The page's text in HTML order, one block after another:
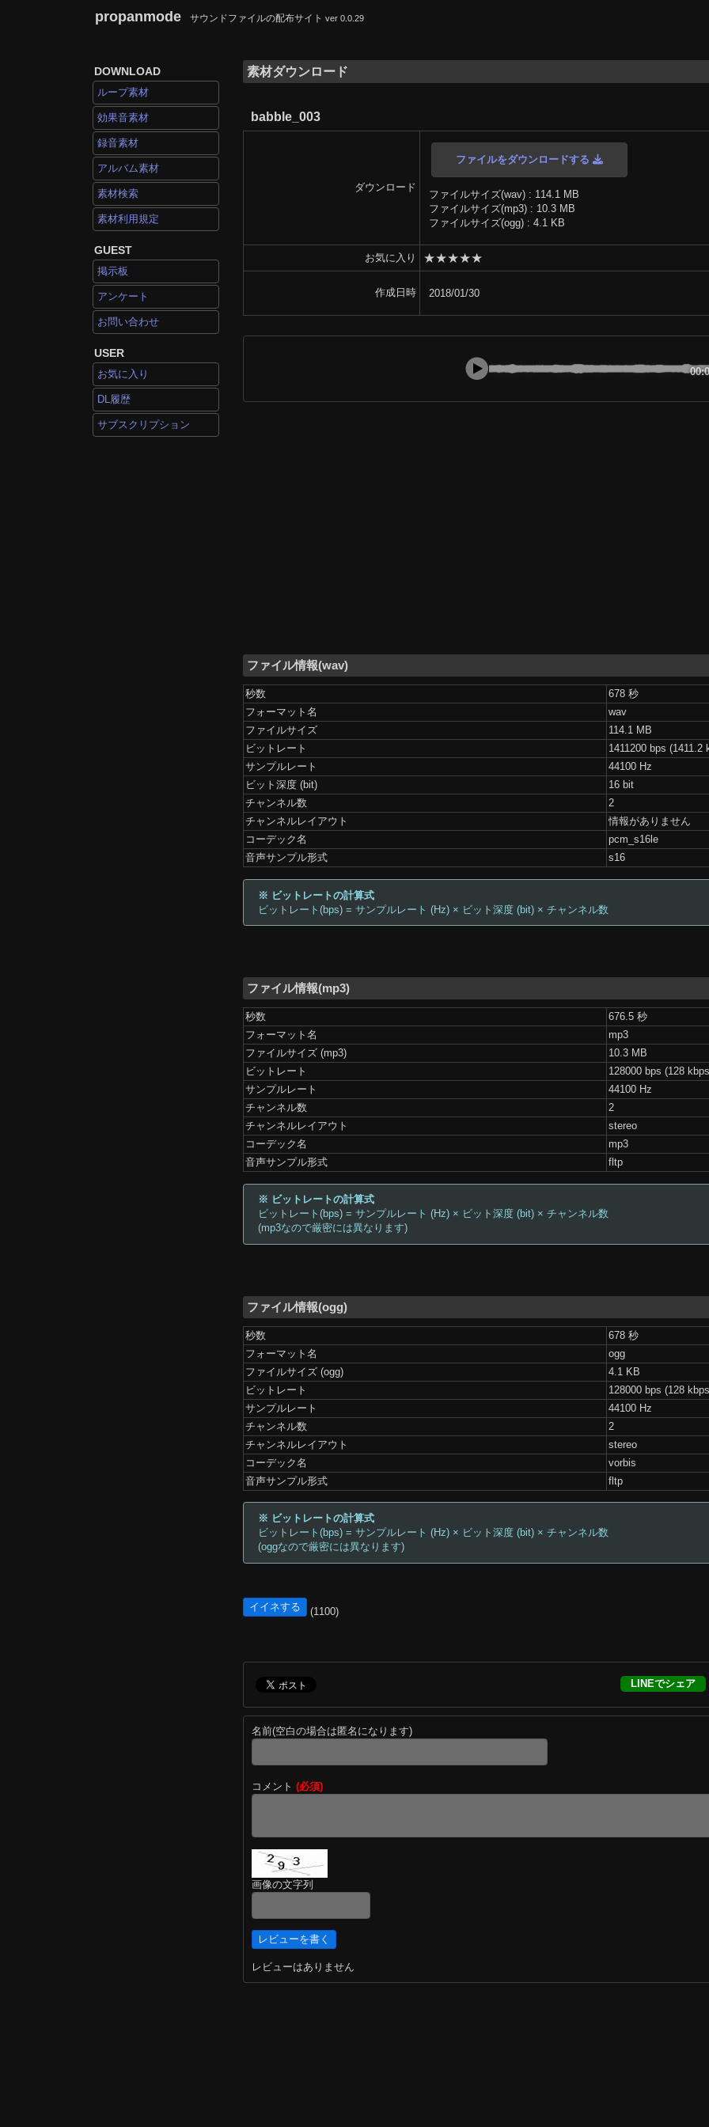
propanmode サウンドファイルの配布サイト ver 0.0.29
DOWNLOAD
ループ素材
効果音素材
録音素材
アルバム素材
素材検索
素材利用規定
GUEST
掲示板
アンケート
お問い合わせ
USER
お気に入り
DL履歴
サブスクリプション
素材ダウンロード
babble_003
ダウンロード
ファイルをダウンロードする
ファイルサイズ(wav) : 114.1 MB
ファイルサイズ(mp3) : 10.3 MB
ファイルサイズ(ogg) : 4.1 KB
お気に入り ★★★★★
作成日時 2018/01/30
ファイル情報(wav)
秒数
678 秒
フォーマット名
wav
ファイルサイズ
114.1 MB
ビットレート
1411200 bps (1411.2
サンプルレート
44100 Hz
ビット深度 (bit)
16 bit
チャンネル数
2
チャンネルレイアウト
情報がありません
コーデック名
pcm_s16le
音声サンプル形式
s16
※ ビットレートの計算式
ビットレート(bps) = サンプルレート (Hz) × ビット深度 (bit) × チャンネル数
ファイル情報(mp3)
秒数
676.5 秒
フォーマット名
mp3
ファイルサイズ (mp3)
10.3 MB
ビットレート
128000 bps (128
サンプルレート
44100 Hz
チャンネル数
2
チャンネルレイアウト
stereo
コーデック名
mp3
音声サンプル形式
fltp
※ ビットレートの計算式
ビットレート(bps) = サンプルレート (Hz) × ビット深度 (bit) × チャンネル数
(mp3なので厳密には異なります)
ファイル情報(ogg)
秒数
678 秒
フォーマット名
ogg
ファイルサイズ (ogg)
4.1 KB
ビットレート
128000 bps (128
サンプルレート
44100 Hz
チャンネル数
2
チャンネルレイアウト
stereo
コーデック名
vorbis
音声サンプル形式
fltp
※ ビットレートの計算式
ビットレート(bps) = サンプルレート (Hz) × ビット深度 (bit) × チャンネル数
(oggなので厳密には異なります)
イイネする (1100)
LINEでシェア
名前(空白の場合は匿名になります)
コメント (必須)
画像の文字列
レビューはありません